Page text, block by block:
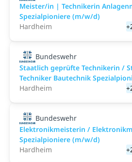
Meister/in | Technikerin
Spezialpioniere (m/w/d)
Hardheim
Bundeswehr
Staatlich geprüfte Technikerin /
Techniker Bautechnik
Hardheim
Bundeswehr
Elektronikmeisterin /
Spezialpioniere (m/w/d)
Hardheim